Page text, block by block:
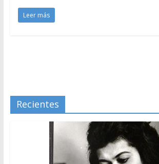
Leer más
Recientes